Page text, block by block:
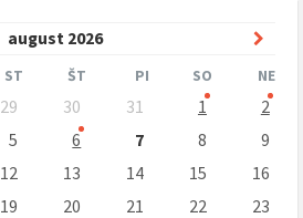
august 2026
ST ŠT PI SO NE
29 30 31 1
2
5 6 7 8
9
12 13 14 15
16
19 20 21 22
23